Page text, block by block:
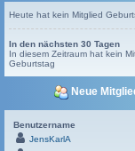
Heute hat kein Mitglied
In den nächsten 30 Tagen
In diesem Zeitraum hat kein
Geburtstag
Neue
Benutzername
JensKarlA